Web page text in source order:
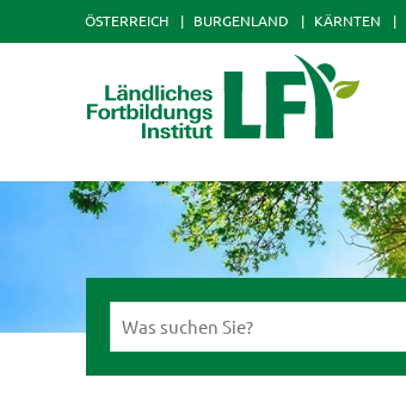
ÖSTERREICH BURGENLAND KÄRNTEN